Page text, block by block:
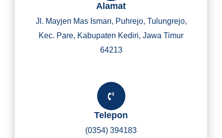
Alamat
Jl. Mayjen Mas Isman, Puhrejo, Tulungrejo,
Kec. Pare, Kabupaten Kediri, Jawa Timur
64213
Telepon
(0354) 394183